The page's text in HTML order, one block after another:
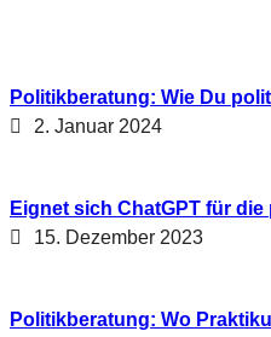
Politikberatung: Wie Du
2. Januar 2024
Eignet sich ChatGPT für
15. Dezember 2023
Politikberatung: Wo